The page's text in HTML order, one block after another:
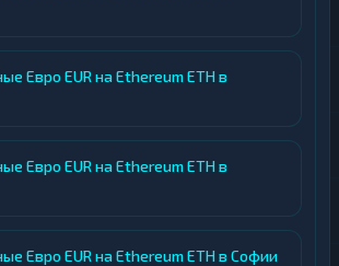
Евро EUR на Ethereum ETH в
Евро EUR на Ethereum ETH в
Евро EUR на Ethereum ETH в Софии